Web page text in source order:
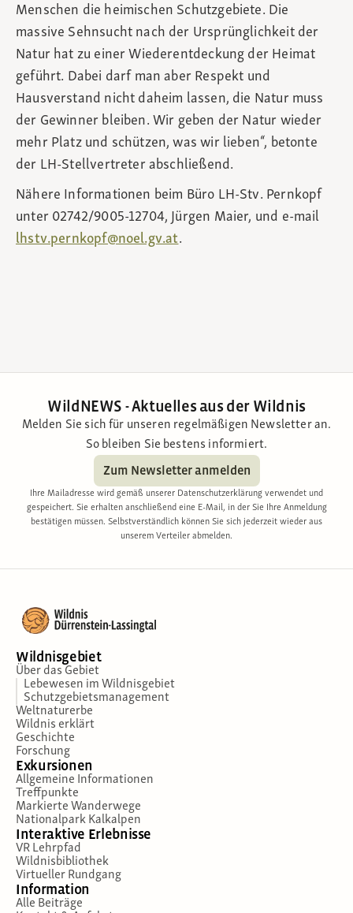
Menschen die heimischen Schutzgebiete. Die
massive Sehnsucht nach der Ursprünglichkeit der
Natur hat zu einer Wiederentdeckung der Heimat
geführt. Dabei darf man aber Respekt und
Hausverstand nicht daheim lassen, die Natur muss
der Gewinner bleiben. Wir geben der Natur wieder
mehr Platz und schützen, was wir lieben“, betonte
der LH-Stellvertreter abschließend.
Nähere Informationen beim Büro LH-Stv. Pernkopf
unter 02742/9005-12704, Jürgen Maier, und e-mail
lhstv.pernkopf@noel.gv.at.
WildNEWS - Aktuelles aus der Wildnis
Melden Sie sich für unseren regelmäßigen Newsletter an.
So bleiben Sie bestens informiert.
Zum Newsletter anmelden
Ihre Mailadresse wird gemäß unserer Datenschutzerklärung verwendet und
gespeichert. Sie erhalten anschließend eine E-Mail, in der Sie Ihre Anmeldung
bestätigen müssen. Selbstverständlich können Sie sich jederzeit wieder aus
unserem Verteiler abmelden.
Wildnisgebiet
Über das Gebiet
Lebewesen im Wildnisgebiet
Schutzgebietsmanagement
Weltnaturerbe
Wildnis erklärt
Geschichte
Forschung
Exkursionen
Allgemeine Informationen
Treffpunkte
Markierte Wanderwege
Nationalpark Kalkalpen
Interaktive Erlebnisse
VR Lehrpfad
Wildnisbibliothek
Virtueller Rundgang
Information
Alle Beiträge